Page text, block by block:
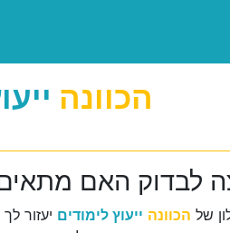
הכוונה
לבדוק האם מתאים
של הכוונה ייעוץ לימודים יעזור